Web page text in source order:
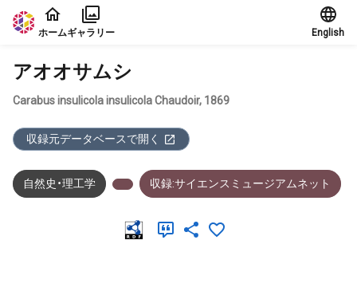
本文に飛ぶ
ホームギャラリー English
アオオサムシ
Carabus insulicola insulicola Chaudoir, 1869
収録元データベースで開く
自然史・理工学 収録:サイエンスミュージアムネット